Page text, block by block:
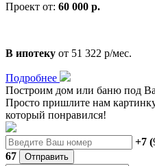
Проект от: 60 000 р.
В ипотеку от 51 322 р/мес.
Подробнее
Построим дом или баню под
Просто пришлите нам
который понравился!
+7 (
67
Отправить